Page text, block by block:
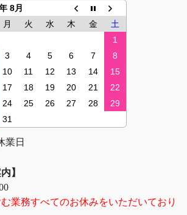
8月
月 火 水 木 金
土
1
3 4 5 6 7
8
10 11 12 13 14
15
17 18 19 20 21
22
24 25 26 27 28
29
31
業日
】
業務すべてのお休みをいただいており